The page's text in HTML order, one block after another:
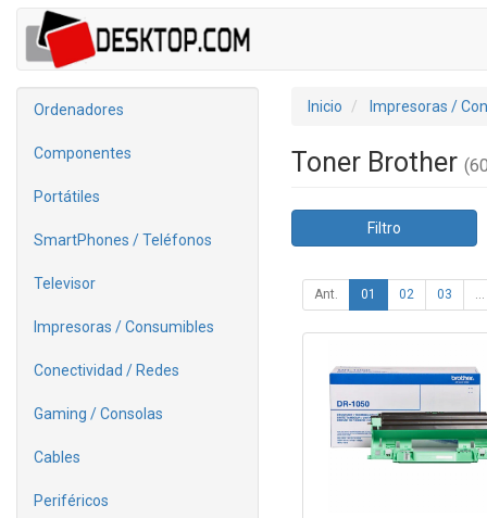
Ordenadores
Componentes
Portátiles
SmartPhones / Teléfonos
Televisor
Impresoras / Consumibles
Conectividad / Redes
Gaming / Consolas
Cables
Periféricos
Inicio Impresoras /
Toner Brother
Filtro
Ant. 01 02 03 ...